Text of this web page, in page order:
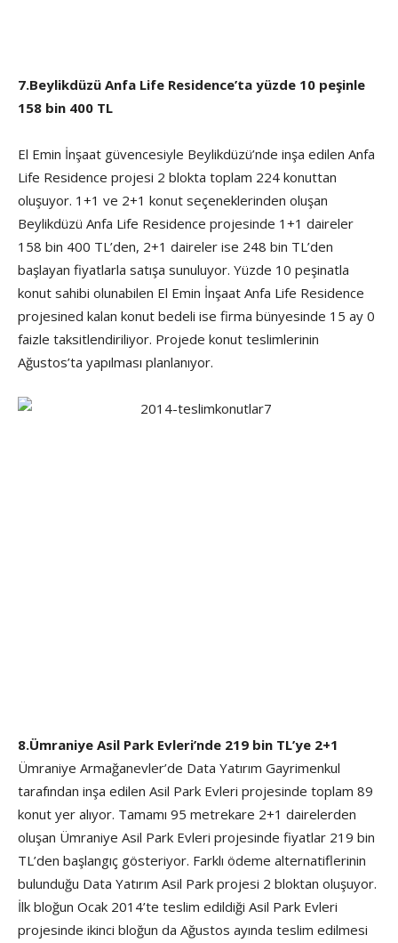
7.Beylikdüzü Anfa Life Residence’ta yüzde 10 peşinle
158 bin 400 TL
El Emin İnşaat güvencesiyle Beylikdüzü’nde inşa edilen Anfa
Life Residence projesi 2 blokta toplam 224 konuttan
oluşuyor. 1+1 ve 2+1 konut seçeneklerinden oluşan
Beylikdüzü Anfa Life Residence projesinde 1+1 daireler
158 bin 400 TL’den, 2+1 daireler ise 248 bin TL’den
başlayan fiyatlarla satışa sunuluyor. Yüzde 10 peşinatla
konut sahibi olunabilen El Emin İnşaat Anfa Life Residence
projesined kalan konut bedeli ise firma bünyesinde 15 ay 0
faizle taksitlendiriliyor. Projede konut teslimlerinin
Ağustos’ta yapılması planlanıyor.
8.Ümraniye Asil Park Evleri’nde 219 bin TL’ye 2+1
Ümraniye Armağanevler’de Data Yatırım Gayrimenkul
tarafından inşa edilen Asil Park Evleri projesinde toplam 89
konut yer alıyor. Tamamı 95 metrekare 2+1 dairelerden
oluşan Ümraniye Asil Park Evleri projesinde fiyatlar 219 bin
TL’den başlangıç gösteriyor. Farklı ödeme alternatiflerinin
bulunduğu Data Yatırım Asil Park projesi 2 bloktan oluşuyor.
İlk bloğun Ocak 2014’te teslim edildiği Asil Park Evleri
projesinde ikinci bloğun da Ağustos ayında teslim edilmesi